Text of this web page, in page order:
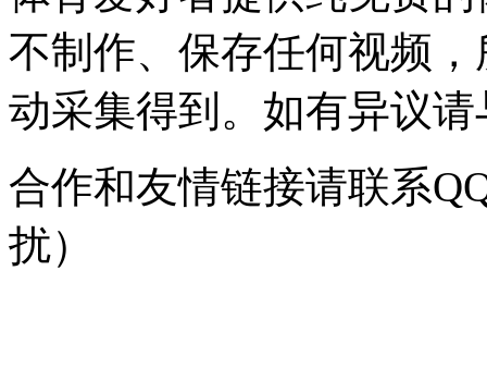
不制作、保存任何视频
动采集得到。如有异议
合作和友情链接请联系
扰）